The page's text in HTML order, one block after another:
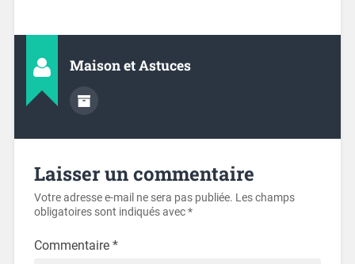
Maison et Astuces
Laisser un commentaire
Votre adresse e-mail ne sera pas publiée. Les champs
obligatoires sont indiqués avec*
Commentaire *